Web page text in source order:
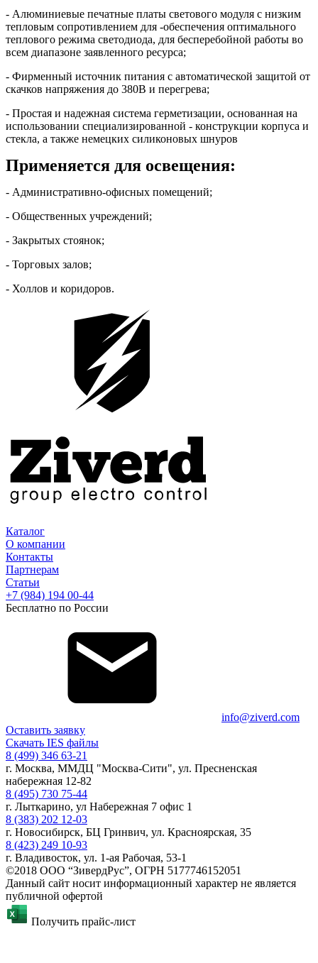
- Алюминиевые печатные платы светового модуля с низким
тепловым сопротивлением для -обеспечения оптимального
теплового режима светодиода, для бесперебойной работы во
всем диапазоне заявленного ресурса;
- Фирменный источник питания с автоматической защитой от
скачков напряжения до 380В и перегрева;
- Простая и надежная система герметизации, основанная на
использовании специализированной - конструкции корпуса и
стекла, а также немецких силиконовых шнуров
Применяется для освещения:
- Административно-офисных помещений;
- Общественных учреждений;
- Закрытых стоянок;
- Торговых залов;
- Холлов и коридоров.
Каталог
О компании
Контакты
Партнерам
Статьи
+7 (984) 194 00-44
Бесплатно по России
info@ziverd.com
Оставить заявку
Скачать IES файлы
8 (499) 346 63-21
г. Москва, ММДЦ "Москва-Сити", ул. Пресненская
набережная 12-82
8 (495) 730 75-44
г. Лыткарино, ул Набережная 7 офис 1
8 (383) 202 12-03
г. Новосибирск, БЦ Гринвич, ул. Красноярская, 35
8 (423) 249 10-93
г. Владивосток, ул. 1-ая Рабочая, 53-1
©2018 ООО “ЗивердРус”, ОГРН 5177746152051
Данный сайт носит информационный характер не является
публичной офертой
Получить прайс-лист